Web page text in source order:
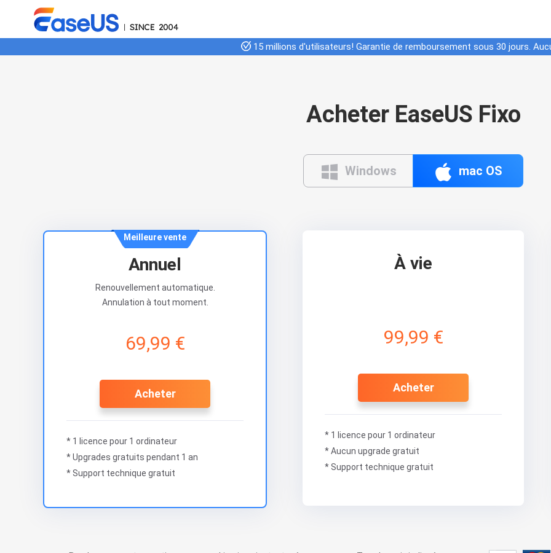
15 millions d'utilisateurs! Garantie de remboursement sous 30 jours.
Acheter EaseUS Fixo
 Windows  mac OS
Meilleure vente
Annuel
Renouvellement automatique.
Annulation à tout moment.
69,99 €
Acheter
* 1 licence pour 1 ordinateur
* Upgrades gratuits pendant 1 an
* Support technique gratuit
À vie
99,99 €
Acheter
* 1 licence pour 1 ordinateur
* Aucun upgrade gratuit
* Support technique gratuit